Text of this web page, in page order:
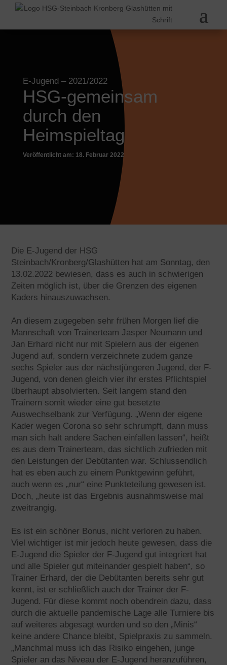
E-Jugend– 2021/2022
HSG-gemeinsam
durch den
Heimspieltag
Veröffentlicht am: 18. Februar 2022
Die E-Jugend der HSG
Steinbach/Kronberg/Glashütten hat am Sonntag, den
13.02.2022 bewiesen, dass es auch in schwierigen
Zeiten möglich ist, über die Grenzen des eigenen
Kaders hinauszuwachsen.
An diesem zugegeben sehr frühen Morgen lief die
Mannschaft von Trainerteam Jasper Neumann und
Jan Erhard nicht nur mit Spielern aus der eigenen
Jugend auf, sondern verzeichnete zudem ganze
sechs Spieler aus der nächstjüngeren Jugend, der F-
Jugend, von denen gleich vier ihr erstes Pflichtspiel
überhaupt absolvierten. Seit langem stand den
Trainern somit wieder eine gut besetzte
Auswechselbank zur Verfügung. „Wenn der eigene
Kader wegen Corona so sehr schrumpft, dann muss
man sich halt andere Sachen einfallen lassen“, heißt
es aus dem Trainerteam, das sichtlich zufrieden mit
den Leistungen der Debütanten war. Schlussendlich
hat es eben auch zu einem Punktgewinn geführt,
auch wenn es „nur“ eine Punkteteilung gewesen ist.
Doch, „heute ist das Ergebnis ausnahmsweise mal
zweitrangig.
Es ist ein schöner Bonus, nicht verloren zu haben.
Viel wichtiger ist mir jedoch heute gewesen, dass die
E-Jugend die Spieler der F-Jugend gut integriert hat
und alle Spieler gut miteinander gespielt haben“, so
Trainer Erhard, der die Debütanten bereits sehr gut
kennt, ist er schließlich auch der Trainer der F-
Jugend. Für diese kommt noch obendrein dazu, dass
durch die aktuelle pandemische Lage alle Turniere bis
auf weiteres abgesagt wurden und so den „Minis“
keine andere Chance bleibt, Spielpraxis zu sammeln.
„Manchmal muss ich das Risiko eingehen, junge
Spieler an das Niveau der E-Jugend heranzuführen,